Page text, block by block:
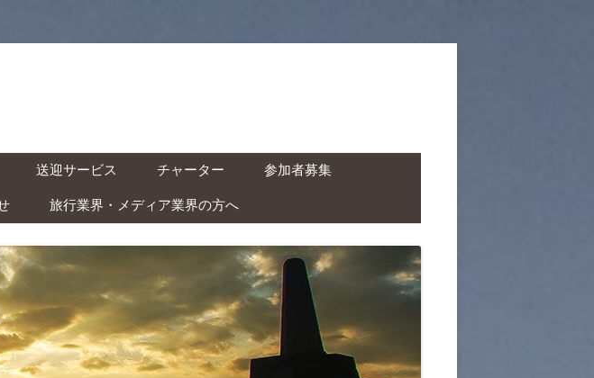
送迎サービス
空港送迎
駅送迎
チャーター
車チャーター ( ドライバー付
バイクチャーター ( ドライバ
ー付レンタルバイク )
参加者募集
ンダー
をお持ちの方へ
へ
旅行業界・メディア業界の方へ